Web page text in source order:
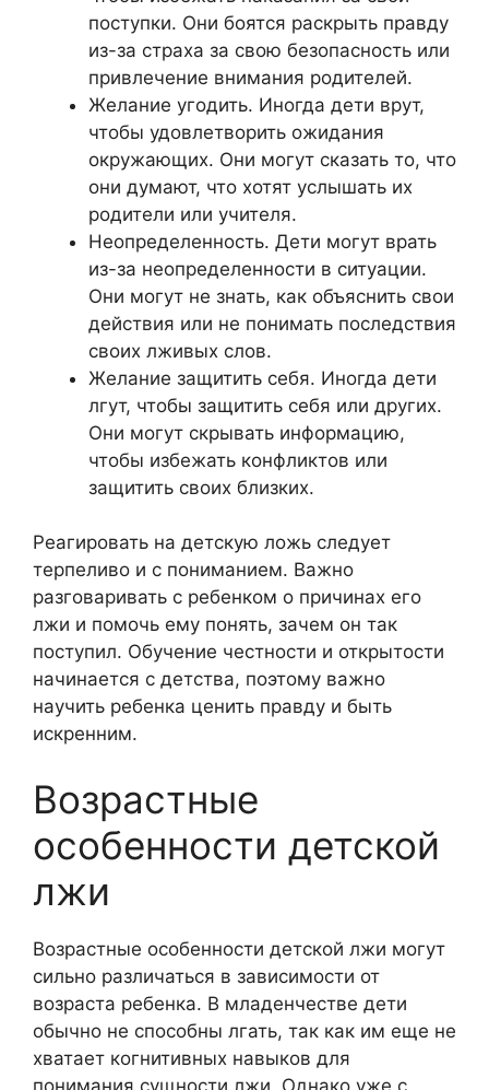
поступки. Они боятся раскрыть правду
из-за страха за свою безопасность или
привлечение внимания родителей.
Желание угодить. Иногда дети врут,
чтобы удовлетворить ожидания
окружающих. Они могут сказать то, что
они думают, что хотят услышать их
родители или учителя.
Неопределенность. Дети могут врать
из-за неопределенности в ситуации.
Они могут не знать, как объяснить свои
действия или не понимать последствия
своих лживых слов.
Желание защитить себя. Иногда дети
лгут, чтобы защитить себя или других.
Они могут скрывать информацию,
чтобы избежать конфликтов или
защитить своих близких.
Реагировать на детскую ложь следует
терпеливо и с пониманием. Важно
разговаривать с ребенком о причинах его
лжи и помочь ему понять, зачем он так
поступил. Обучение честности и открытости
начинается с детства, поэтому важно
научить ребенка ценить правду и быть
искренним.
Возрастные
особенности детской
лжи
Возрастные особенности детской лжи могут
сильно различаться в зависимости от
возраста ребенка. В младенчестве дети
обычно не способны лгать, так как им еще не
хватает когнитивных навыков для
понимания сущности лжи. Однако уже с